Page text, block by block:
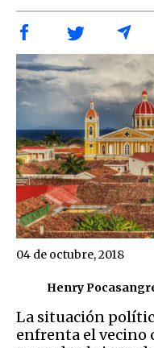
Henry
04 de octubre, 2018
La situación
enfrenta el vecino